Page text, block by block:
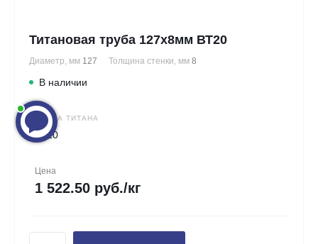
Титановая труба 127х8мм ВТ20
Диаметр, мм 127 Толщина стенки, мм 8
В наличии
МАРКА ТИТАНА
ВТ20
Цена
1 522.50 руб./кг